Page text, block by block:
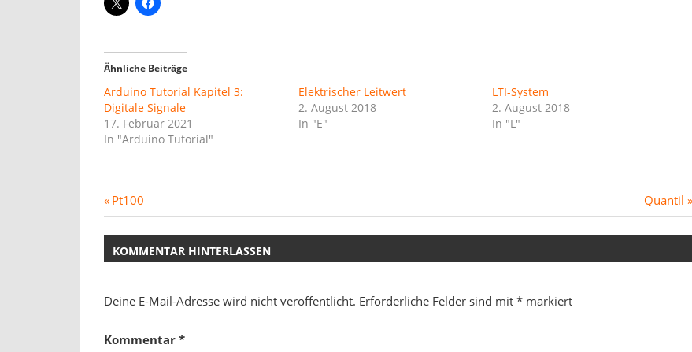
Ähnliche Beiträge
Arduino Tutorial Kapitel 3:
Digitale Signale
17. Februar 2021
In "Arduino Tutorial"
Elektrischer Leitwert
2. August 2018
In "E"
LTI-System
2. August 2018
In "L"
Beitragsnavigation
Vorheriger
Beitrag:
Pt100
Nächster
Beitrag:
Quantil
KOMMENTAR HINTERLASSEN
Deine E-Mail-Adresse wird nicht veröffentlicht. Erforderliche Felder sind mit * markiert
Kommentar *